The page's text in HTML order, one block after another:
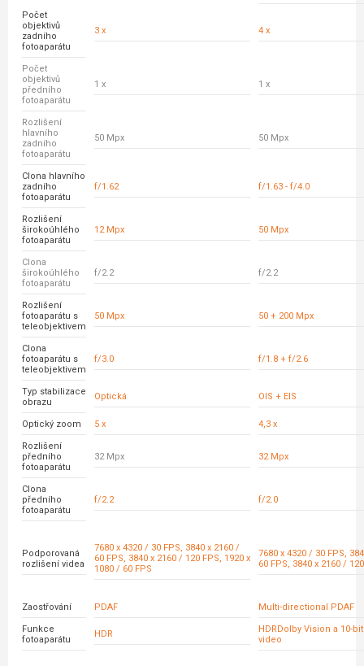
Počet
objektivů
zadního
fotoaparátu
3 x 4 x
Počet
objektivů
předního
fotoaparátu
1 x 1 x
Rozlišení
hlavního
zadního
fotoaparátu
50 Mpx 50 Mpx
Clona hlavního
zadního
fotoaparátu
f/1.62 f/1.63 - f/4.0
Rozlišení
širokoúhlého
fotoaparátu
12 Mpx 50 Mpx
Clona
širokoúhlého
fotoaparátu
f/2.2 f/2.2
Rozlišení
fotoaparátu s
teleobjektivem
50 Mpx 50 + 200 Mpx
Clona
fotoaparátu s
teleobjektivem
f/3.0 f/1.8 + f/2.6
Typ stabilizace
obrazu
Optická OIS + EIS
Optický zoom 5 x 4,3 x
Rozlišení
předního
fotoaparátu
32 Mpx 32 Mpx
Clona
předního
fotoaparátu
f/2.2 f/2.0
Podporovaná
rozlišení videa
7680 x 4320 / 30 FPS, 3840 x 2160 /
60 FPS, 3840 x 2160 / 120 FPS, 1920 x
1080 / 60 FPS
7680 x 4320 / 30 FPS,
60 FPS, 3840 x 2160 /
Zaostřování PDAF Multi-directional PDAF
Funkce
fotoaparátu
HDR
HDRDolby Vision a 10-
video